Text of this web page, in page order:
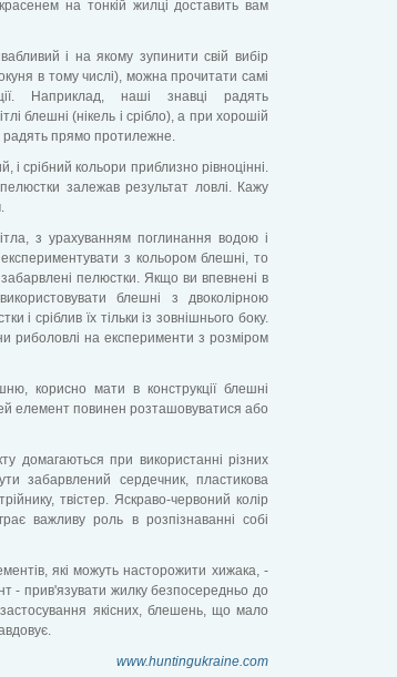
на тонкій жилці доставить вам
і на якому зупинити свій вибір
в тому числі), можна прочитати самі
Наприклад, наші знавці радять
блешні (нікель і срібло), а при хорошій
радять прямо протилежне.
і срібний кольори приблизно рівноцінні.
залежав результат ловлі. Кажу
з урахуванням поглинання водою і
з кольором блешні, то
пелюстки. Якщо ви впевнені в
блешні з двоколірною
і сріблив їх тільки із зовнішнього боку.
риболовлі на експерименти з розміром
корисно мати в конструкції блешні
елемент повинен розташовуватися або
домагаються при використанні різних
забарвлений сердечник, пластикова
твістер. Яскраво-червоний колір
важливу роль в розпізнаванні собі
які можуть насторожити хижака, -
- прив'язувати жилку безпосередньо до
якісних, блешень, що мало
www.huntingukraine.com